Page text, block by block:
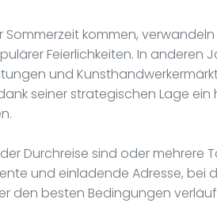
Sommerzeit kommen,
Feierlichkeiten. In anderen
und
seiner strategischen Lage
Durchreise sind oder mehrere
und einladende Adresse, bei
den besten Bedingungen